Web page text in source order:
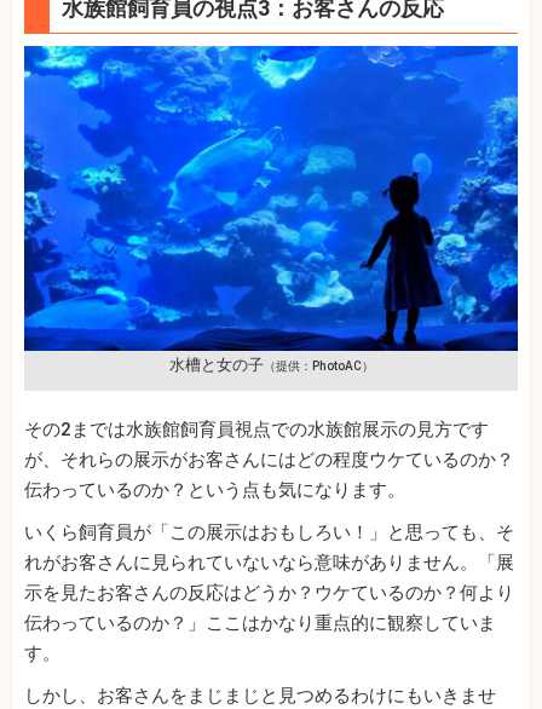
水族館飼育員の視点3：お客さんの反応
水槽と女の子（提供：PhotoAC）
その2までは水族館飼育員視点での水族館展示の見方です
が、それらの展示がお客さんにはどの程度ウケているのか？
伝わっているのか？という点も気になります。
いくら飼育員が「この展示はおもしろい！」と思っても、そ
れがお客さんに見られていないなら意味がありません。「展
示を見たお客さんの反応はどうか？ウケているのか？何より
伝わっているのか？」ここはかなり重点的に観察していま
す。
しかし、お客さんをまじまじと見つめるわけにもいきませ